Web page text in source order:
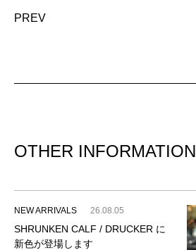
PREV
OTHER INFORMATION
NEW ARRIVALS 26.08.05
SHRUNKEN CALF / DRUCKER に
新色が登場します